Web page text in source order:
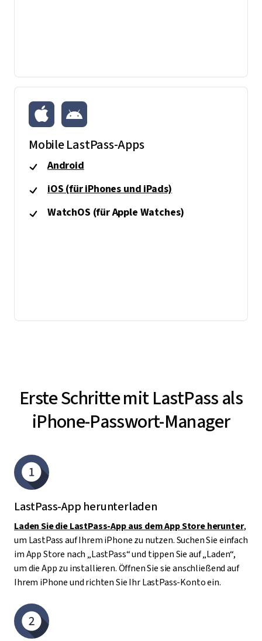
Mobile LastPass-Apps
Android
iOS (für iPhones und iPads)
WatchOS (für Apple Watches)
Erste Schritte mit LastPass als
iPhone-Passwort-Manager
LastPass-App herunterladen
Laden Sie die LastPass-App aus dem App Store herunter,
um LastPass auf Ihrem iPhone zu nutzen. Suchen Sie einfach
im App Store nach „LastPass“ und tippen Sie auf „Laden“,
um die App zu installieren. Öffnen Sie sie anschließend auf
Ihrem iPhone und richten Sie Ihr LastPass-Konto ein.